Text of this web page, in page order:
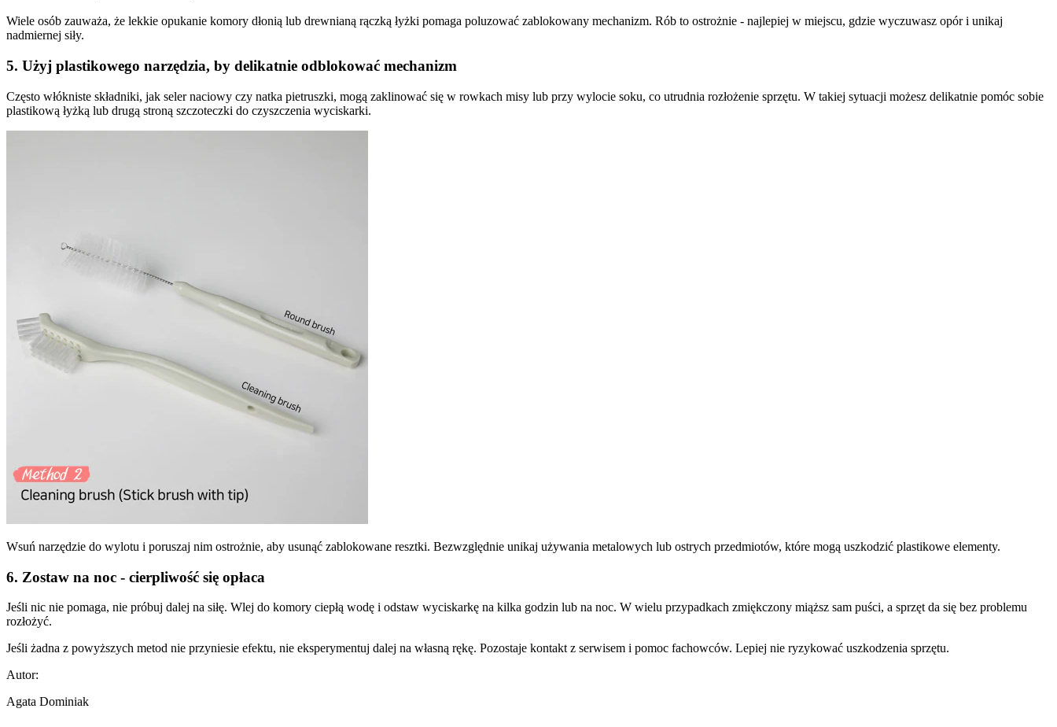
Wiele osób zauważa, że lekkie opukanie komory dłonią lub drewnianą rączką łyżki pomaga poluzować zablokowany mechanizm. Rób to ostrożnie - najlepiej w miejscu, gdzie wyczuwasz opór i unikaj
nadmiernej siły.
5. Użyj plastikowego narzędzia, by delikatnie odblokować mechanizm
Często włókniste składniki, jak seler naciowy czy natka pietruszki, mogą zaklinować się w rowkach misy lub przy wylocie soku, co utrudnia rozłożenie sprzętu. W takiej sytuacji możesz delikatnie pomóc sobie
plastikową łyżką lub drugą stroną szczoteczki do czyszczenia wyciskarki.
Wsuń narzędzie do wylotu i poruszaj nim ostrożnie, aby usunąć zablokowane resztki. Bezwzględnie unikaj używania metalowych lub ostrych przedmiotów, które mogą uszkodzić plastikowe elementy.
6. Zostaw na noc - cierpliwość się opłaca
Jeśli nic nie pomaga, nie próbuj dalej na siłę. Wlej do komory ciepłą wodę i odstaw wyciskarkę na kilka godzin lub na noc. W wielu przypadkach zmiękczony miąższ sam puści, a sprzęt da się bez problemu
rozłożyć.
Jeśli żadna z powyższych metod nie przyniesie efektu, nie eksperymentuj dalej na własną rękę. Pozostaje kontakt z serwisem i pomoc fachowców. Lepiej nie ryzykować uszkodzenia sprzętu.
Autor:
Agata Dominiak